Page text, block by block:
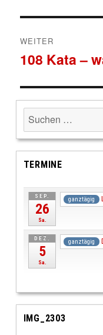
WEITER
Nächster
108 Kata –
Suche
nach:
TERMINE
SEP.
26
Sa.
ganztägig
DEZ.
5
Sa.
ganztägig
IMG_2303